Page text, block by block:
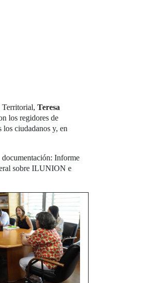
Territorial, Teresa
los regidores de
ciudadanos y, en
documentación: Informe
sobre ILUNION e